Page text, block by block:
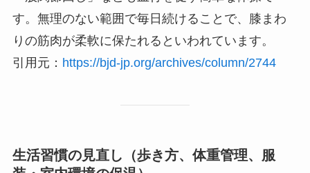
す。無理のない範囲で毎日続けることで、膝まわ
りの筋肉が柔軟に保たれるといわれています。
引用元： https://bjd-jp.org/archives/column/2744
生活習慣の見直し（歩き方、体重管理、服